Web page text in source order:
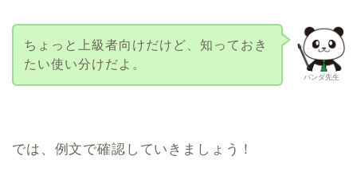
パンダ先生
ちょっと上級者向けだけど、知っておき
たい使い分けだよ。
では、例文で確認していきましょう！